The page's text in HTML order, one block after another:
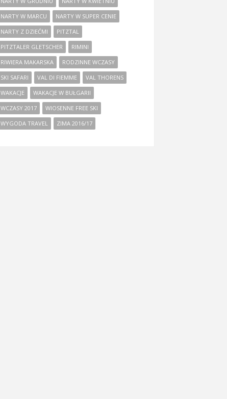
NARTY W MARCU
NARTY W SUPER CENIE
NARTY Z DZIEĆMI
PITZTAL
PITZTALER GLETSCHER
RIMINI
RIWIERA MAKARSKA
RODZINNE WCZASY
SKI SAFARI
VAL DI FIEMME
VAL THORENS
WAKACJE
WAKACJE W BUŁGARII
WCZASY 2017
WIOSENNE FREE SKI
WYGODA TRAVEL
ZIMA 2016/17